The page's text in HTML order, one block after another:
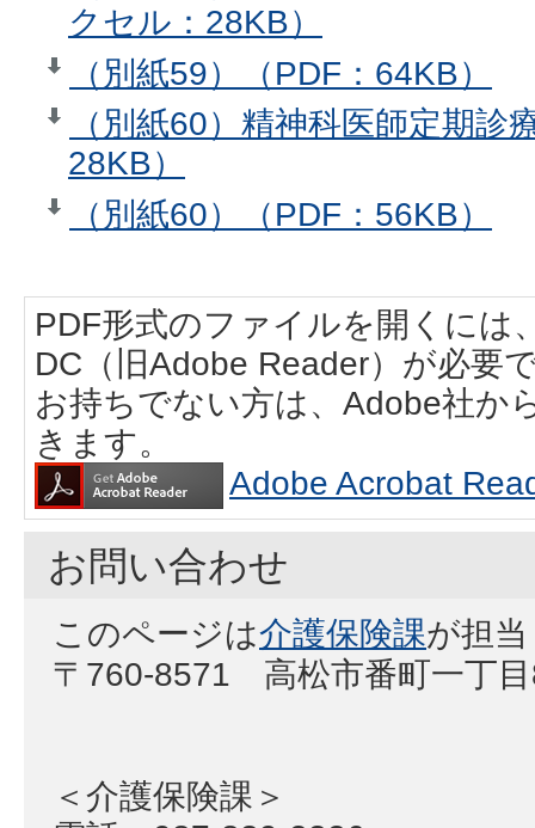
クセル：28KB）
（別紙59）（PDF：64KB）
（別紙60）精神科医師定期診
28KB）
（別紙60）（PDF：56KB）
PDF形式のファイルを開くには
DC（旧Adobe Reader）が必要
お持ちでない方は、Adobe社か
きます。
Adobe Acrobat
お問い合わせ
このページは介護保険課が担
〒760-8571 高松市番町一丁
＜介護保険課＞